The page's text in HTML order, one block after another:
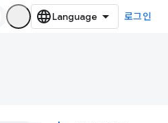
로그인